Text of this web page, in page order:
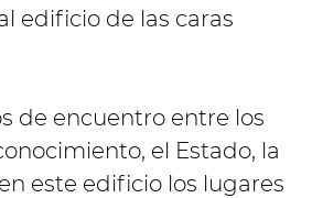
edificio de las caras
de encuentro entre los
el Estado, la
este edificio los lugares